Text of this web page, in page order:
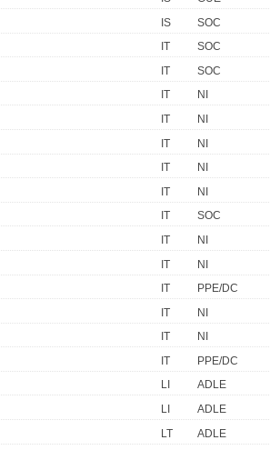
IS
SOC
IT
SOC
IT
SOC
IT
NI
IT
NI
IT
NI
IT
NI
IT
NI
IT
SOC
IT
NI
IT
NI
IT
PPE/DC
IT
NI
IT
NI
IT
PPE/DC
LI
ADLE
LI
ADLE
LT
ADLE